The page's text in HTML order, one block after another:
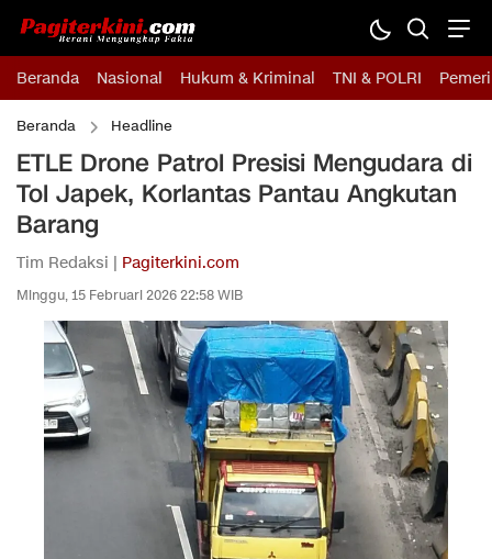
Beranda Nasional Hukum & Kriminal TNI & POLRI
Beranda Headline
ETLE Drone Patrol Presisi Mengudara di
Tol Japek, Korlantas Pantau Angkutan
Barang
Tim Redaksi | Pagiterkini.com
Minggu, 15 Februari 2026 22:58 WIB